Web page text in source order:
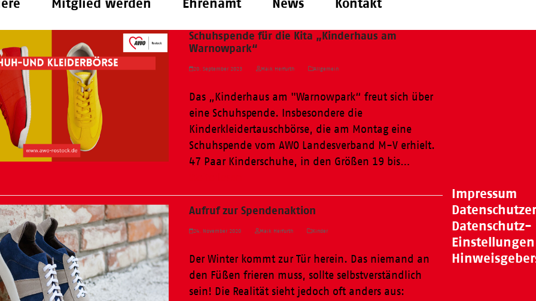
Mitglied werden Ehrenamt News Kontakt
Schuhspende für die Kita „Kinderhaus am
Warnowpark“
20. September 2023 Maik Herfurth Allgemein
Das „Kinderhaus am "Warnowpark“ freut sich über
eine Schuhspende. Insbesondere die
Kinderkleidertauschbörse, die am Montag eine
Schuhspende vom AWO Landesverband M-V erhielt.
47 Paar Kinderschuhe, in den Größen 19 bis…
Aufruf zur Spendenaktion
24. November 2020 Maik Herfurth Kinder
Der Winter kommt zur Tür herein. Das niemand an
den Füßen frieren muss, sollte selbstverständlich
sein! Die Realität sieht jedoch oft anders aus:
Impressum
Datenschutz-
Einstellungen